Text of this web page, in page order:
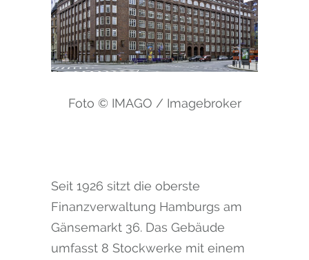
Foto © IMAGO / Imagebroker
Seit 1926 sitzt die oberste
Finanzverwaltung Hamburgs am
Gänsemarkt 36. Das Gebäude
umfasst 8 Stockwerke mit einem